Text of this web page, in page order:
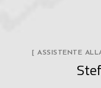
[ ASSISTENTE